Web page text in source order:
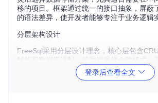
移的项目。框架通过统一的接口抽象，屏蔽
的语法差异，使开发者能够专注于业务逻辑
分层架构设计
FreeSql采用分层设计理念，核心层包含
解析和数据库适配，扩展层提供仓储模式、
性。这种架构设计保证了框架的稳定性和可
依赖注入实现各组件的解耦，便于单元测试
登录后查看全文